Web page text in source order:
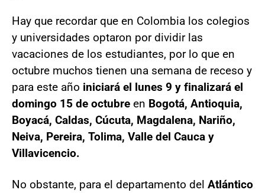
Hay que recordar que en Colombia los colegios
y universidades optaron por dividir las
vacaciones de los estudiantes, por lo que en
octubre muchos tienen una semana de receso y
para este año iniciará el lunes 9 y finalizará el
domingo 15 de octubre en Bogotá, Antioquia,
Boyacá, Caldas, Cúcuta, Magdalena, Nariño,
Neiva, Pereira, Tolima, Valle del Cauca y
Villavicencio.
No obstante, para el departamento del Atlántico